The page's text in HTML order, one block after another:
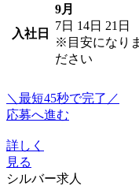
入社日
9月
7日 14日 21日
※目安になり
ださい
＼最短45秒で完了／
応募へ進む
詳しく
見る
シルバー求人